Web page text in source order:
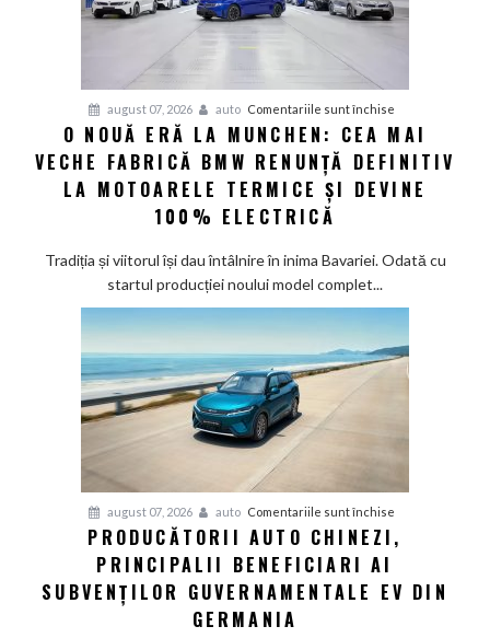
2030
șapte
noi
august 07, 2026 auto Comentariile sunt închise
O
nouă
eră
Cea
BMW
renunță
și
100%
O NOUĂ ERĂ LA MUNCHEN: CEA MAI
VECHE FABRICĂ BMW RENUNȚĂ DEFINITIV
LA MOTOARELE TERMICE ȘI DEVINE
100% ELECTRICĂ
Tradiția și viitorul își dau întâlnire în inima Bavariei. Odată cu
startul producției noului model complet...
august 07, 2026 auto Comentariile sunt închise
chinezi,
PRODUCĂTORII AUTO CHINEZI,
PRINCIPALII BENEFICIARI AI
SUBVENȚILOR GUVERNAMENTALE EV DIN
GERMANIA